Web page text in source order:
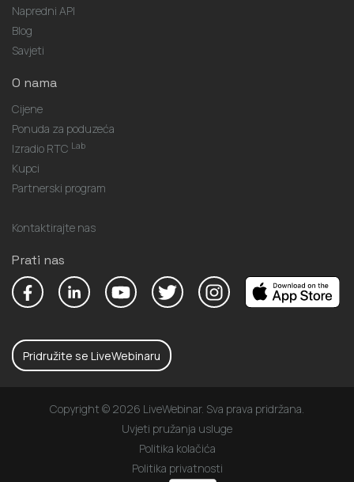
Napredni API
Blog
Savjeti
O nama
Cijene
Ponuda za poduzeća
Izradio RTC Lab
Kupci
Partnerski program
Kontaktirajte nas
Prati nas
Pridružite se LiveWebinaru
Copyright © 2026 LiveWebinar. Sva prava pridržana.
Uvjeti pružanja usluge
Politika kolačića
Politika privatnosti